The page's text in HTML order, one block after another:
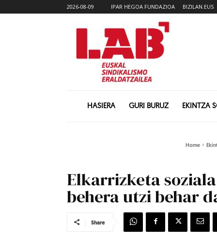
2026-08-09 IPAR HEGOA FUNDAZIOA BIZILAN.EUS
HASIERA GURI BURUZ EKINTZA
Home
Elkarrizketa
behera utzi behar
Share